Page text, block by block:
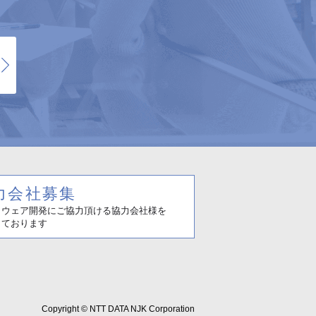
Copyright © NTT DATA NJK Corporation